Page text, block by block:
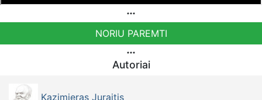
NORIU PAREMTI
Autoriai
Kazimieras Juraitis